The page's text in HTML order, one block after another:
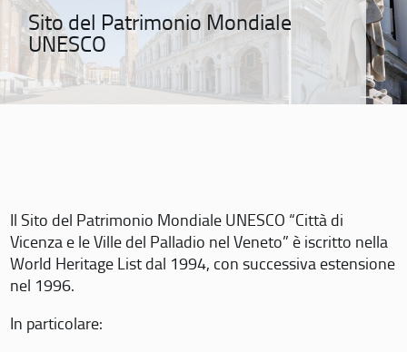
Sito del Patrimonio Mondiale
UNESCO
Il Sito del Patrimonio Mondiale UNESCO “Città di
Vicenza e le Ville del Palladio nel Veneto” è iscritto nella
World Heritage List dal 1994, con successiva estensione
nel 1996.
In particolare: